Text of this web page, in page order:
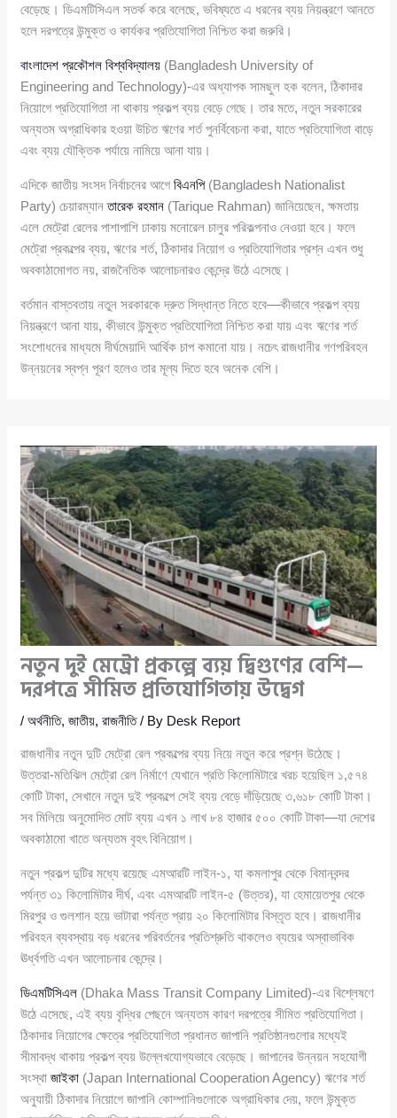
বেড়েছে। ডিএমটিসিএল সতর্ক করে বলেছে, ভবিষ্যতে এ ধরনের ব্যয় নিয়ন্ত্রণে আনতে
হলে দরপত্রে উন্মুক্ত ও কার্যকর প্রতিযোগিতা নিশ্চিত করা জরুরি।
বাংলাদেশ প্রকৌশল বিশ্ববিদ্যালয় (Bangladesh University of
Engineering and Technology)-এর অধ্যাপক সামছুল হক বলেন, ঠিকাদার
নিয়োগে প্রতিযোগিতা না থাকায় প্রকল্প ব্যয় বেড়ে গেছে। তার মতে, নতুন সরকারের
অন্যতম অগ্রাধিকার হওয়া উচিত ঋণের শর্ত পুনর্বিবেচনা করা, যাতে প্রতিযোগিতা বাড়ে
এবং ব্যয় যৌক্তিক পর্যায়ে নামিয়ে আনা যায়।
এদিকে জাতীয় সংসদ নির্বাচনের আগেবিএনপি(Bangladesh Nationalist
Party) চেয়ারম্যানতারেক রহমান (Tarique Rahman) জানিয়েছেন, ক্ষমতায়
এলে মেট্রো রেলের পাশাপাশি ঢাকায় মনোরেল চালুর পরিকল্পনাও নেওয়া হবে। ফলে
মেট্রো প্রকল্পের ব্যয়, ঋণের শর্ত, ঠিকাদার নিয়োগ ও প্রতিযোগিতার প্রশ্ন এখন শুধু
অবকাঠামোগত নয়, রাজনৈতিক আলোচনারও কেন্দ্রে উঠে এসেছে।
বর্তমান বাস্তবতায় নতুন সরকারকে দ্রুত সিদ্ধান্ত নিতে হবে—কীভাবে প্রকল্প ব্যয়
নিয়ন্ত্রণে আনা যায়, কীভাবে উন্মুক্ত প্রতিযোগিতা নিশ্চিত করা যায় এবং ঋণের শর্ত
সংশোধনের মাধ্যমে দীর্ঘমেয়াদি আর্থিক চাপ কমানো যায়। নচেৎ রাজধানীর গণপরিবহন
উন্নয়নের স্বপ্ন পূরণ হলেও তার মূল্য দিতে হবে অনেক বেশি।
নতুন দুই মেট্রো প্রকল্পে ব্যয় দ্বিগুণের বেশি—
দরপত্রে সীমিত প্রতিযোগিতায় উদ্বেগ
/অর্থনীতি,জাতীয়,রাজনীতি/ By Desk Report
রাজধানীর নতুন দুটি মেট্রো রেল প্রকল্পের ব্যয় নিয়ে নতুন করে প্রশ্ন উঠেছে।
উত্তরা-মতিঝিল মেট্রো রেল নির্মাণে যেখানে প্রতি কিলোমিটারে খরচ হয়েছিল ১,৫৭৪
কোটি টাকা, সেখানে নতুন দুই প্রকল্পে সেই ব্যয় বেড়ে দাঁড়িয়েছে ৩,৬১৮ কোটি টাকা।
সব মিলিয়ে অনুমোদিত মোট ব্যয় এখন ১ লাখ ৮৪ হাজার ৫০০ কোটি টাকা—যা দেশের
অবকাঠামো খাতে অন্যতম বৃহৎ বিনিয়োগ।
নতুন প্রকল্প দুটির মধ্যে রয়েছে এমআরটি লাইন-১, যা কমলাপুর থেকে বিমানবন্দর
পর্যন্ত ৩১ কিলোমিটার দীর্ঘ, এবং এমআরটি লাইন-৫ (উত্তর), যা হেমায়েতপুর থেকে
মিরপুর ও গুলশান হয়ে ভাটারা পর্যন্ত প্রায় ২০ কিলোমিটার বিস্তৃত হবে। রাজধানীর
পরিবহন ব্যবস্থায় বড় ধরনের পরিবর্তনের প্রতিশ্রুতি থাকলেও ব্যয়ের অস্বাভাবিক
ঊর্ধ্বগতি এখন আলোচনার কেন্দ্রে।
ডিএমটিসিএল (Dhaka Mass Transit Company Limited)-এর বিশ্লেষণে
উঠে এসেছে, এই ব্যয় বৃদ্ধির পেছনে অন্যতম কারণ দরপত্রে সীমিত প্রতিযোগিতা।
ঠিকাদার নিয়োগের ক্ষেত্রে প্রতিযোগিতা প্রধানত জাপানি প্রতিষ্ঠানগুলোর মধ্যেই
সীমাবদ্ধ থাকায় প্রকল্প ব্যয় উল্লেখযোগ্যভাবে বেড়েছে। জাপানের উন্নয়ন সহযোগী
সংস্থাজাইকা (Japan International Cooperation Agency) ঋণের শর্ত
অনুযায়ী ঠিকাদার নিয়োগে জাপানি কোম্পানিগুলোকে অগ্রাধিকার দেয়, ফলে উন্মুক্ত